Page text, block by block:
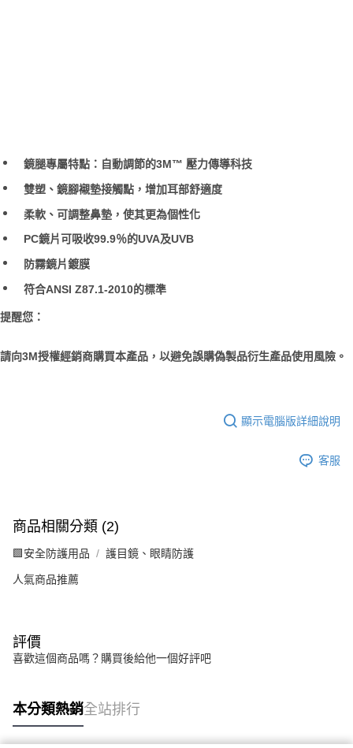
鏡腿專屬特點：自動調節的3M™ 壓力傳導科技
雙塑、鏡腳襯墊接觸點，增加耳部舒適度
柔軟、可調整鼻墊，使其更為個性化
PC鏡片可吸收99.9％的UVA及UVB
防霧鏡片鍍膜
符合ANSI Z87.1-2010的標準
提醒您：
請向3M授權經銷商購買本產品，以避免誤購偽製品衍生產品使用風險。
顯示電腦版詳細說明
客服
商品相關分類 (2)
🟩安全防護用品 護目鏡、眼睛防護
人氣商品推薦
評價
喜歡這個商品嗎？購買後給他一個好評吧
本分類熱銷全站排行